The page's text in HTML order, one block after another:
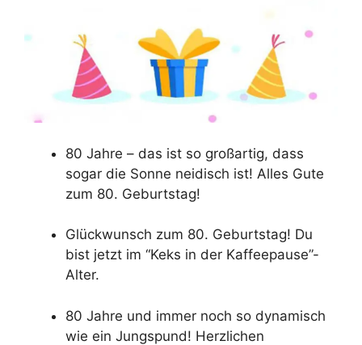
80 Jahre – das ist so großartig, dass
sogar die Sonne neidisch ist! Alles Gute
zum 80. Geburtstag!
Glückwunsch zum 80. Geburtstag! Du
bist jetzt im “Keks in der Kaffeepause”-
Alter.
80 Jahre und immer noch so dynamisch
wie ein Jungspund! Herzlichen